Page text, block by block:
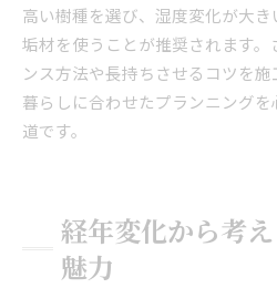
高い樹種を選び、湿度変化が大
垢材を使うことが推奨されます
ンス方法や長持ちさせるコツを施
暮らしに合わせたプランニング
道です。
経年変化から考
魅力